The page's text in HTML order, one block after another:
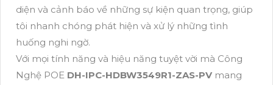
diện và cảnh báo về những sự kiện quan trọng, giúp
tôi nhanh chóng phát hiện và xử lý những tình
huống nghi ngờ.
Với mọi tính năng và hiệu năng tuyệt vời mà Công
Nghệ POE DH-IPC-HDBW3549R1-ZAS-PV mang